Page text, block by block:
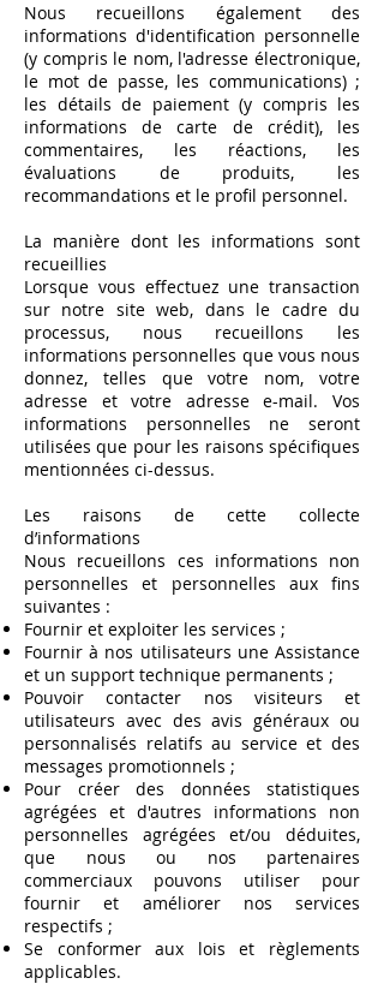
Nous recueillons également des
informations d'identification personnelle
(y compris le nom, l'adresse électronique,
le mot de passe, les communications) ;
les détails de paiement (y compris les
informations de carte de crédit), les
commentaires, les réactions, les
évaluations de produits, les
recommandations et le profil personnel.
La manière dont les informations sont
recueillies
Lorsque vous effectuez une transaction
sur notre site web, dans le cadre du
processus, nous recueillons les
informations personnelles que vous nous
donnez, telles que votre nom, votre
adresse et votre adresse e-mail. Vos
informations personnelles ne seront
utilisées que pour les raisons spécifiques
mentionnées ci-dessus.
Les raisons de cette collecte
d’informations
Nous recueillons ces informations non
personnelles et personnelles aux fins
suivantes :
Fournir et exploiter les services ;
Fournir à nos utilisateurs une Assistance
et un support technique permanents ;
Pouvoir contacter nos visiteurs et
utilisateurs avec des avis généraux ou
personnalisés relatifs au service et des
messages promotionnels ;
Pour créer des données statistiques
agrégées et d'autres informations non
personnelles agrégées et/ou déduites,
que nous ou nos partenaires
commerciaux pouvons utiliser pour
fournir et améliorer nos services
respectifs ;
Se conformer aux lois et règlements
applicables.